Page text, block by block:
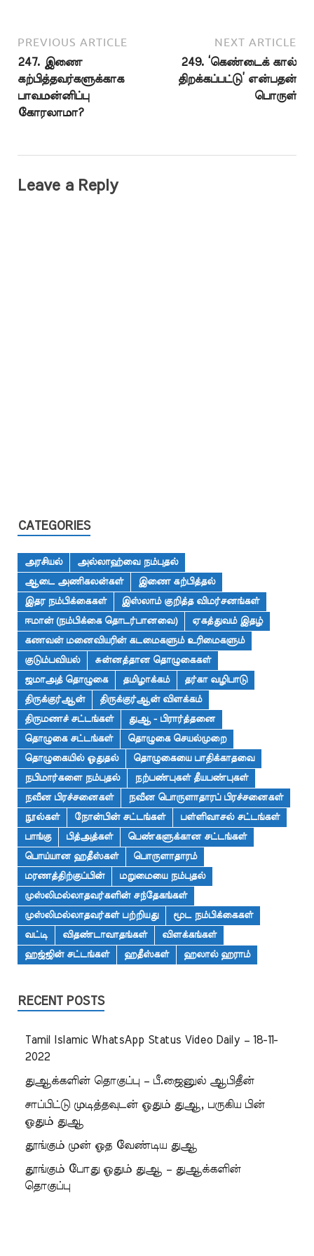
PREVIOUS ARTICLE
247. இணை
கற்பித்தவர்களுக்காக
பாவமன்னிப்பு
கோரலாமா?
NEXT ARTICLE
249. ‘கெண்டைக் கால்
திறக்கப்பட்டு’ என்பதன்
பொருள்
Leave a Reply
CATEGORIES
அரசியல்
அல்லாஹ்வை நம்புதல்
ஆடை அணிகலன்கள்
இணை கற்பித்தல்
இதர நம்பிக்கைகள்
இஸ்லாம் குறித்த விமர்சனங்கள்
ஈமான் (நம்பிக்கை தொடர்பானவை)
ஏகத்துவம் இதழ்
கணவன் மனைவியரின் கடமைகளும் உரிமைகளும்
குடும்பவியல்
சுன்னத்தான தொழுகைகள்
ஜமாஅத் தொழுகை
தமிழாக்கம்
தர்கா வழிபாடு
திருக்குர்ஆன்
திருக்குர்ஆன் விளக்கம்
திருமணச் சட்டங்கள்
துஆ - பிரார்த்தனை
தொழுகை சட்டங்கள்
தொழுகை செயல்முறை
தொழுகையில் ஓதுதல்
தொழுகையை பாதிக்காதவை
நபிமார்களை நம்புதல்
நற்பண்புகள் தீயபண்புகள்
நவீன பிரச்சனைகள்
நவீன பொருளாதாரப் பிரச்சனைகள்
நூல்கள்
நோன்பின் சட்டங்கள்
பள்ளிவாசல் சட்டங்கள்
பாங்கு
பித்அத்கள்
பெண்களுக்கான சட்டங்கள்
பொய்யான ஹதீஸ்கள்
பொருளாதாரம்
மரணத்திற்குப்பின்
மறுமையை நம்புதல்
முஸ்லிமல்லாதவர்களின் சந்தேகங்கள்
முஸ்லிமல்லாதவர்கள் பற்றியது
மூட நம்பிக்கைகள்
வட்டி
விதண்டாவாதங்கள்
விளக்கங்கள்
ஹஜ்ஜின் சட்டங்கள்
ஹதீஸ்கள் ஹலால் ஹராம்
RECENT POSTS
Tamil Islamic WhatsApp Status Video Daily – 18-11-
2022
துஆக்களின் தொகுப்பு – பீ.ஜைனுல் ஆபிதீன்
சாப்பிட்டு முடித்தவுடன் ஓதும் துஆ, பருகிய பின்
ஓதும் துஆ
தூங்கும் முன் ஓத வேண்டிய துஆ
தூங்கும் போது ஓதும் துஆ – துஆக்களின்
தொகுப்பு